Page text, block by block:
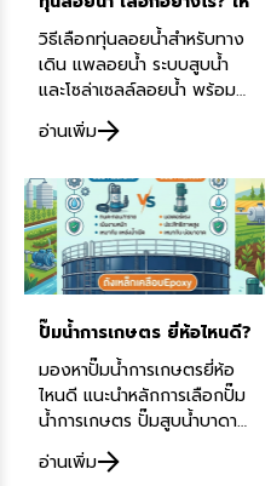
วิธีเลือกทุ่นลอยน้ำสำหรับทาง
เดิน แพลอยน้ำ ระบบสูบน้ำ
และโซล่าเซลล์ลอยน้ำ พร้อม
กับอธิบายวัสดุ HDPE การติด
ตั้ง และ SCGC Floating
Engineering
อ่านเพิ่ม
ปั๊มน้ำการเกษตร ยี่ห้อไหนดี?
มองหาปั๊มน้ำการเกษตรยี่ห้อ
ไหนดี แนะนำหลักการเลือกปั๊ม
น้ำการเกษตร ปั๊มสูบน้ำบาดาล
พร้อมเปรียบเทียบปั๊ม
Tsurumi ปั๊ม Franklin และ
อ่านเพิ่ม